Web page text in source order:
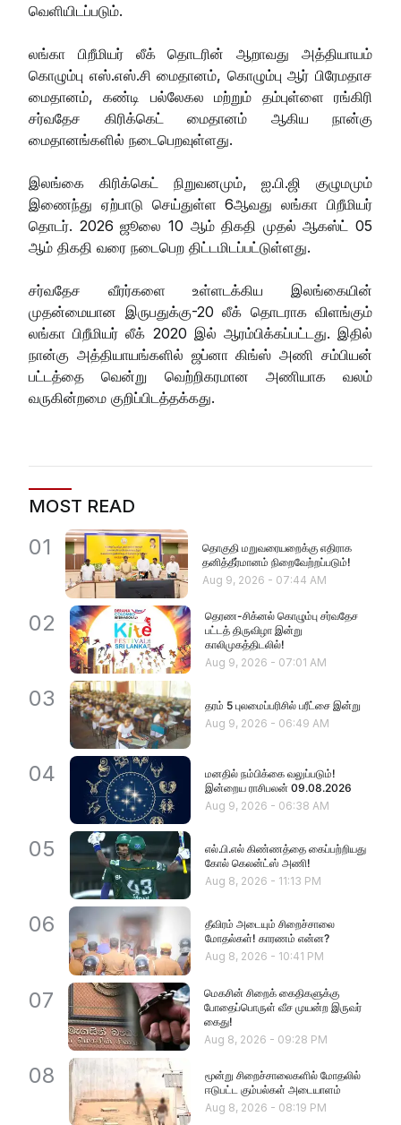
வெளியிடப்படும்.
லங்கா பிறீமியர் லீக் தொடரின் ஆறாவது அத்தியாயம்
கொழும்பு எஸ்.எஸ்.சி மைதானம், கொழும்பு ஆர் பிரேமதாச
மைதானம், கண்டி பல்லேகல மற்றும் தம்புள்ளை ரங்கிரி
சர்வதேச கிரிக்கெட் மைதானம் ஆகிய நான்கு
மைதானங்களில் நடைபெறவுள்ளது.
இலங்கை கிரிக்கெட் நிறுவனமும், ஐ.பி.ஜி குழுமமும்
இணைந்து ஏற்பாடு செய்துள்ள 6ஆவது லங்கா பிறீமியர்
தொடர். 2026 ஜூலை 10 ஆம் திகதி முதல் ஆகஸ்ட் 05
ஆம் திகதி வரை நடைபெற திட்டமிடப்பட்டுள்ளது.
சர்வதேச வீரர்களை உள்ளடக்கிய இலங்கையின்
முதன்மையான இருபதுக்கு-20 லீக் தொடராக விளங்கும்
லங்கா பிறீமியர் லீக் 2020 இல் ஆரம்பிக்கப்பட்டது. இதில்
நான்கு அத்தியாயங்களில் ஜப்னா கிங்ஸ் அணி சம்பியன்
பட்டத்தை வென்று வெற்றிகரமான அணியாக வலம்
வருகின்றமை குறிப்பிடத்தக்கது.
MOST READ
01
தொகுதி மறுவரையறைக்கு எதிராக
தனித்தீர்மானம் நிறைவேற்றப்படும்!
Aug 9, 2026 - 07:44 AM
02
தெரண-சிக்னல் கொழும்பு சர்வதேச
பட்டத் திருவிழா இன்று
காலிமுகத்திடலில்!
Aug 9, 2026 - 07:01 AM
03
தரம் 5 புலமைப்பரிசில் பரீட்சை இன்று
Aug 9, 2026 - 06:49 AM
04
மனதில் நம்பிக்கை வலுப்படும்!
இன்றைய ராசிபலன் 09.08.2026
Aug 9, 2026 - 06:38 AM
05
எல்.பி.எல் கிண்ணத்தை கைப்பற்றியது
கோல் கெலன்ட்ஸ் அணி!
Aug 8, 2026 - 11:13 PM
06
தீவிரம் அடையும் சிறைச்சாலை
மோதல்கள்! காரணம் என்ன?
Aug 8, 2026 - 10:41 PM
07
மெகசின் சிறைக் கைதிகளுக்கு
போதைப்பொருள் வீச முயன்ற இருவர்
கைது!
Aug 8, 2026 - 09:28 PM
08
மூன்று சிறைச்சாலைகளில் மோதலில்
ஈடுபட்ட கும்பல்கள் அடையாளம்
Aug 8, 2026 - 08:19 PM